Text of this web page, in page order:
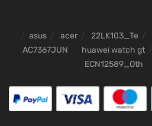
asus acer 22LK103_Te
AC7367JUN
huawei watch gt
ECN12589_Oth